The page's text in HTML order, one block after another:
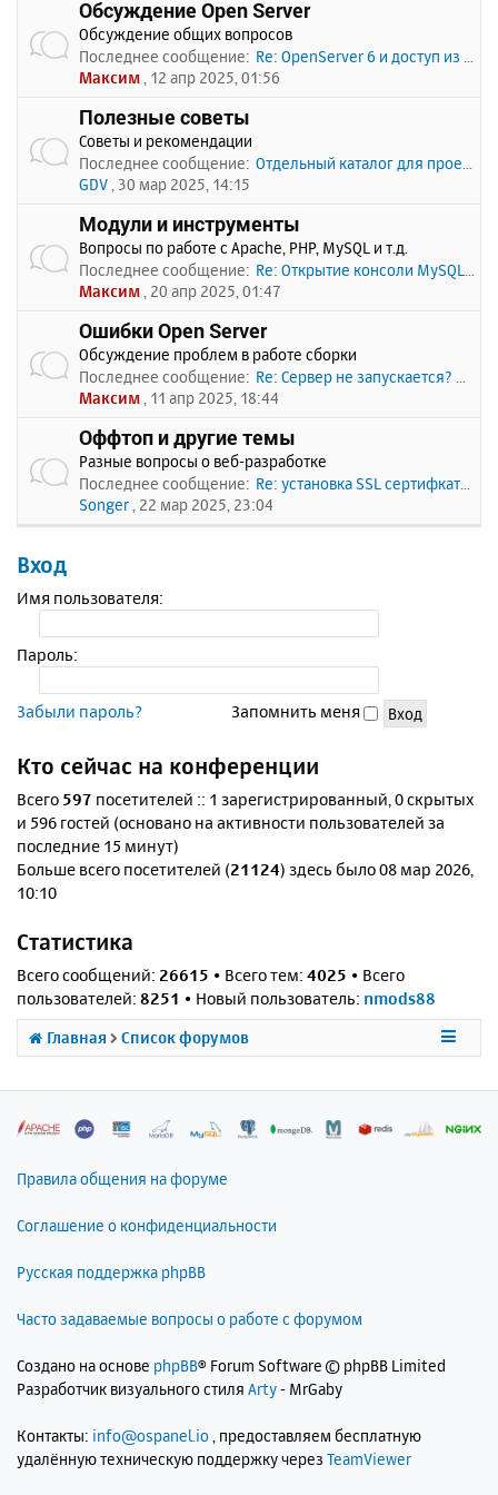
Обсуждение Open Server
Обсуждение общих вопросов
Последнее сообщение: Re: OpenServer 6 и доступ из …
Максим , 12 апр 2025, 01:56
Полезные советы
Советы и рекомендации
Последнее сообщение: Отдельный каталог для проекто…
GDV , 30 мар 2025, 14:15
Модули и инструменты
Вопросы по работе с Apache, PHP, MySQL и т.д.
Последнее сообщение: Re: Открытие консоли MySQL по…
Максим , 20 апр 2025, 01:47
Ошибки Open Server
Обсуждение проблем в работе сборки
Последнее сообщение: Re: Сервер не запускается? Пи…
Максим , 11 апр 2025, 18:44
Оффтоп и другие темы
Разные вопросы о веб-разработке
Последнее сообщение: Re: установка SSL сертифката
Songer , 22 мар 2025, 23:04
Вход
Имя пользователя:
Пароль:
Забыли пароль? Запомнить меня
Кто сейчас на конференции
Всего 597 посетителей :: 1 зарегистрированный, 0 скрытых
и 596 гостей (основано на активности пользователей за
последние 15 минут)
Больше всего посетителей (21124) здесь было 08 мар 2026,
10:10
Статистика
Всего сообщений: 26615 • Всего тем: 4025 • Всего
пользователей: 8251 • Новый пользователь: nmods88
Главная Список форумов
Правила общения на форуме
Соглашение о конфиденциальности
Русская поддержка phpBB
Часто задаваемые вопросы о работе с форумом
Создано на основе phpBB® Forum Software © phpBB Limited
Разработчик визуального стиля Arty- MrGaby
Контакты: info@ospanel.io , предоставляем бесплатную
удалённую техническую поддержку через TeamViewer